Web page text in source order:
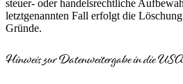
steuer- oder handelsrechtliche
letztgenannten Fall erfolgt die
Gründe.
Hinweis zur Datenweitergabe in die